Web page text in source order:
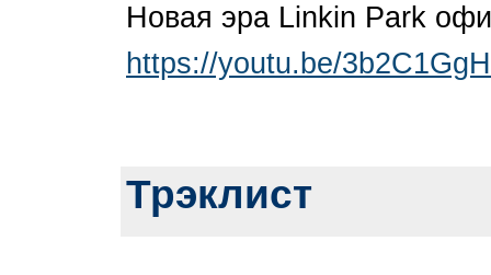
Новая эра Linkin Park
https://youtu.be/
Трэклист